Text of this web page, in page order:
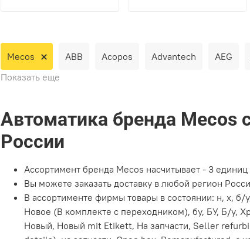
Mecos ABB Acopos Advantech AEG
Показать еще
Автоматика бренда Mecos
России
Ассортимент бренда Mecos насчитывает - 3 единиц
Вы можете заказать доставку в любой регион
В ассортименте фирмы товары в состоянии: н, х, б/
Новое (В комплекте с переходником), бу, БУ, Б/у,
Новый, Новый mit Etikett, На запчасти, Seller